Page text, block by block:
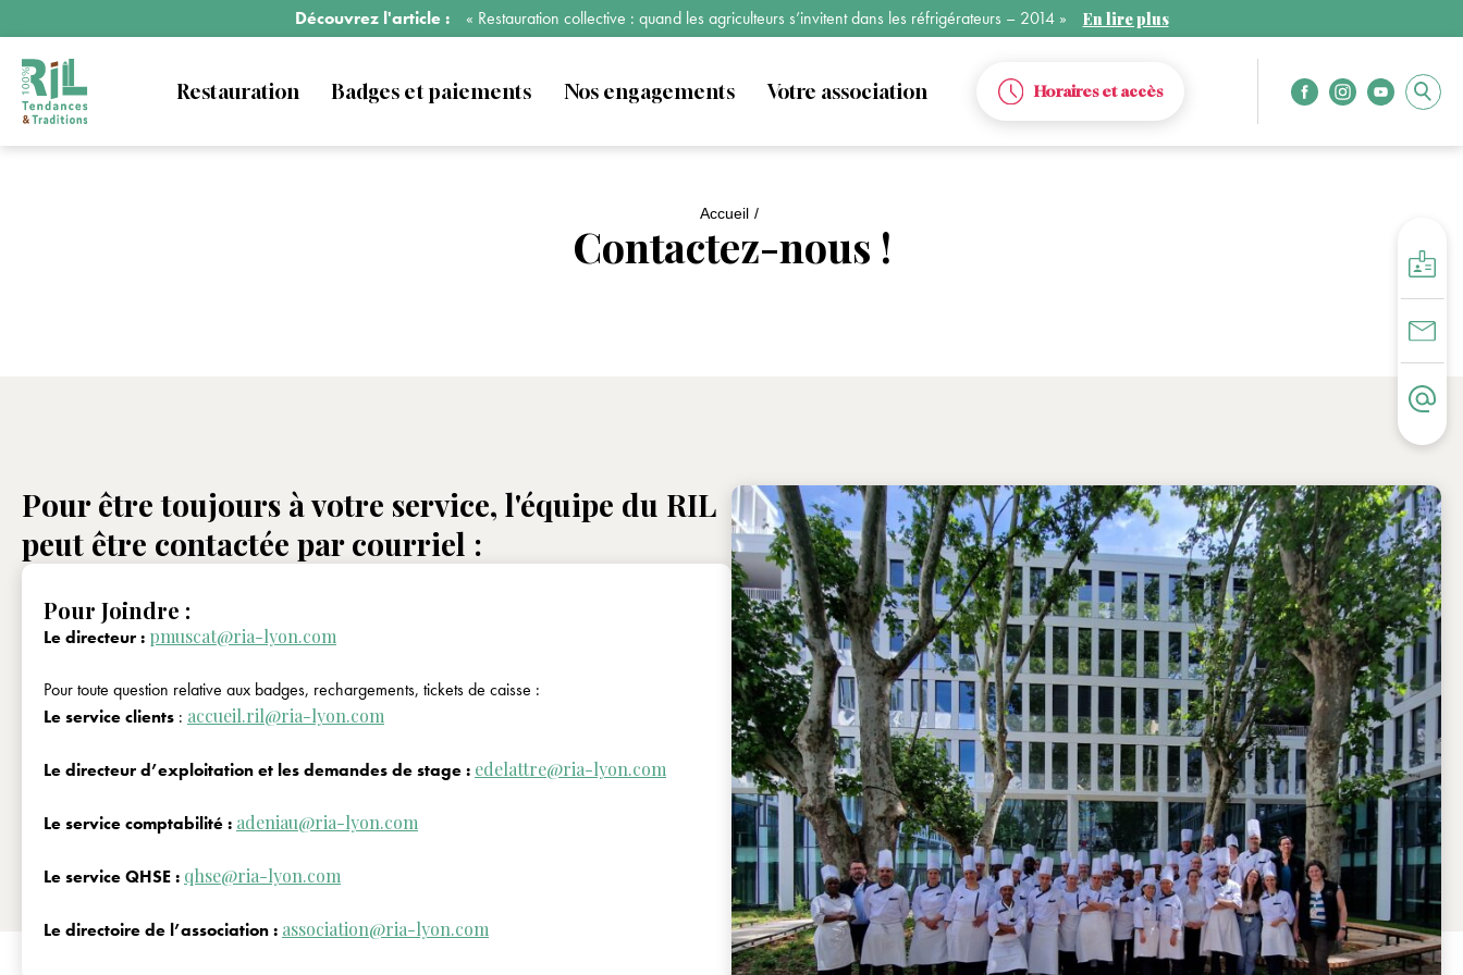
Découvrez l'article : « Restauration collective : quand les agriculteurs s’invitent dans les réfrigérateurs – 2014 » En lire plus
Restauration Badges et paiements Nos engagements Votre association Horaires et accès
Accueil
Contactez-nous !
Pour être toujours à votre service, l'équipe du RIL
peut être contactée par courriel :
Pour Joindre :
Le directeur : pmuscat@ria-lyon.com
Pour toute question relative aux badges, rechargements, tickets de caisse :
Le service clients : accueil.ril@ria-lyon.com
Le directeur d’exploitation et les demandes de stage : edelattre@ria-lyon.com
Le service comptabilité : adeniau@ria-lyon.com
Le service QHSE : qhse@ria-lyon.com
Le directoire de l’association : association@ria-lyon.com